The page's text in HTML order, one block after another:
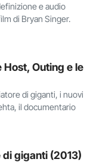
e audio
di Bryan Singer.
Host, Outing e le
di giganti, i nuovi
il documentario
giganti (2013)